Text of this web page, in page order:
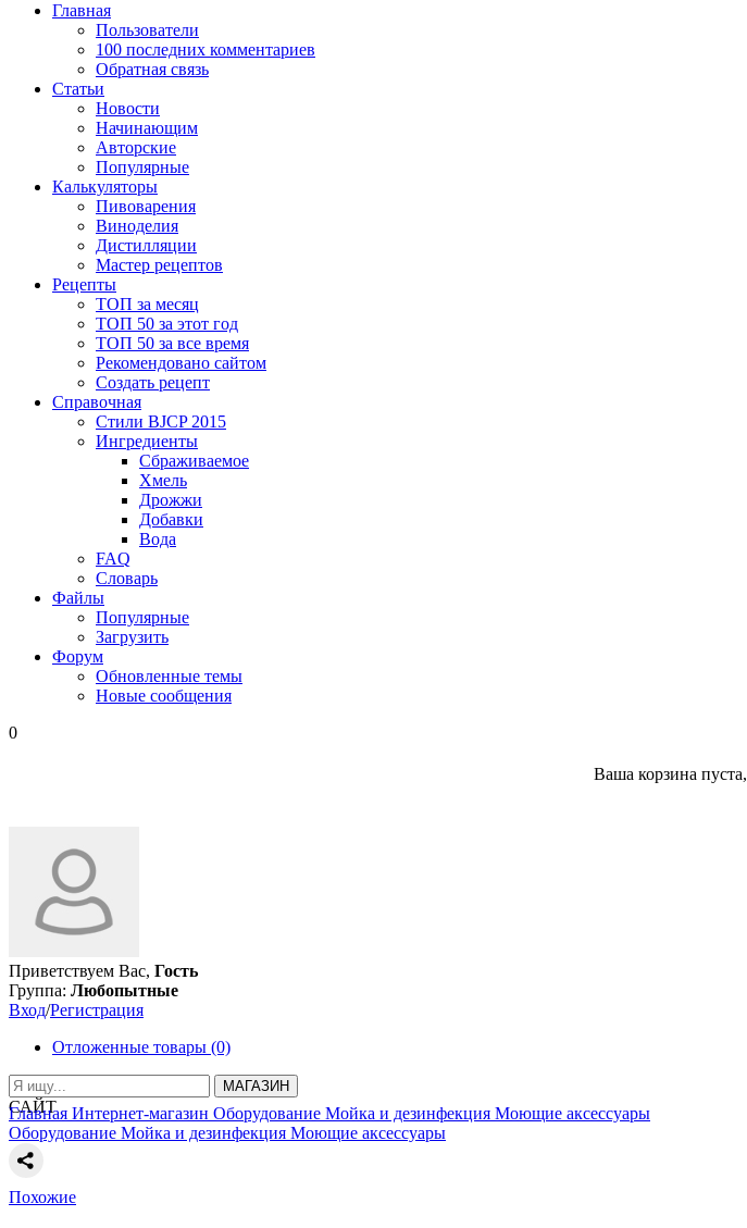
Главная
Пользователи
100 последних комментариев
Обратная связь
Статьи
Новости
Начинающим
Авторские
Популярные
Калькуляторы
Пивоварения
Виноделия
Дистилляции
Мастер рецептов
Рецепты
ТОП за месяц
ТОП 50 за этот год
ТОП 50 за все время
Рекомендовано сайтом
Создать рецепт
Справочная
Стили BJCP 2015
Ингредиенты
Сбраживаемое
Хмель
Дрожжи
Добавки
Вода
FAQ
Словарь
Файлы
Популярные
Загрузить
Форум
Обновленные темы
Новые сообщения
0
Ваша корзина пуста,
Приветствуем Вас, Гость
Группа: Любопытные
Вход/Регистрация
Отложенные товары (0)
МАГАЗИН
САЙТ
Главная Интернет-магазин Оборудование Мойка и дезинфекция Моющие аксессуары
Оборудование Мойка и дезинфекция Моющие аксессуары
Похожие